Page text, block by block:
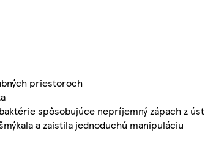
priestoroch
spôsobujúce nepríjemný zápach z úst
a zaistila jednoduchú manipuláciu